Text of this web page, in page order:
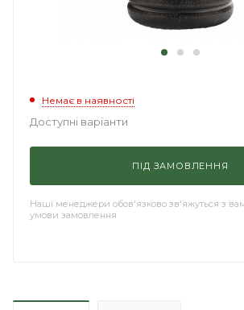
Немає в наявності
Доступні варіанти
ПІД ЗАМОВЛЕННЯ
Наші менеджери обов'язково зв'яжуться з
умови замовлення